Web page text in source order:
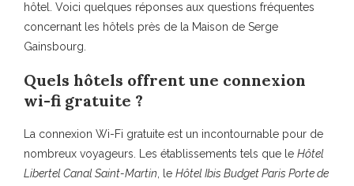
hôtel. Voici quelques réponses aux questions fréquentes
concernant les hôtels près de la Maison de Serge
Gainsbourg.
Quels hôtels offrent une connexion
wi-fi gratuite ?
La connexion Wi-Fi gratuite est un incontournable pour de
nombreux voyageurs. Les établissements tels que le Hôtel
Libertel Canal Saint-Martin , le Hôtel Ibis Budget Paris Porte de